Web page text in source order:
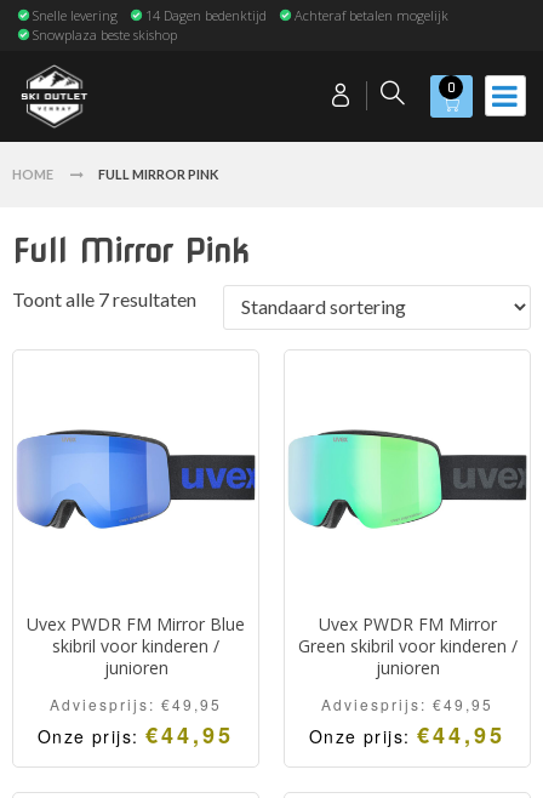
Snelle levering 14 Dagen bedenktijd
Achteraf betalen mogelijk
Snowplaza beste skishop
0
HOME FULL MIRROR PINK
Full Mirror Pink
Toont alle 7 resultaten
Uvex PWDR FM Mirror Blue
skibril voor kinderen /
junioren
Adviesprijs: €49,95
Onze prijs: €44,95
Uvex PWDR FM Mirror
Green skibril voor kinderen /
junioren
Adviesprijs: €49,95
Onze prijs: €44,95